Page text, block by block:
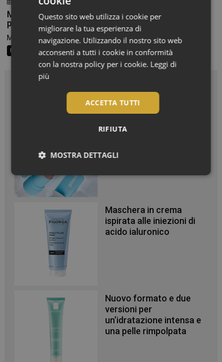
23 Luglio 2026 Chiara Verlato
Milano Beauty Week 2026: la bellezza torna
protagonista
Milano si prepara a tornare capitale della bellezza. È...
Beauty News
modulabile per viso e
Maschera in crema
ispirata alle iniezioni di
acido ialuronico
Nuovo formato e due
versioni per
un’idratazione intensa e
una pelle rimpolpata
Questo sito web utilizza i cookie per
migliorare la tua esperienza di
navigazione. Utilizzando il nostro sito web
acconsenti a tutti i cookie in conformità
con la nostra policy per i cookie. Leggi di
più
ACCETTA TUTTI
RIFIUTA
MOSTRA DETTAGLI
Necessari
I cookie necessari contribuiscono a rendere fruibile il
sito web abilitandone funzionalità di base quali la
funzionare correttamente senza questi cookie.
NOME
FORNITORE /DOMINIO
.www.panoramacosmetico.it
Sessione